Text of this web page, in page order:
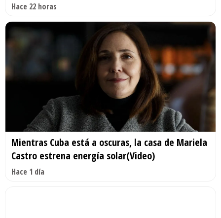
Hace 22 horas
Mientras Cuba está a oscuras, la casa de Mariela
Castro estrena energía solar(Video)
Hace 1 día